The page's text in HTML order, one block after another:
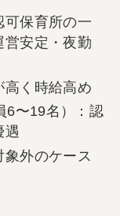
可保育所の一
営安定・夜勤
高く時給高め
6〜19名）：認
遇
外のケース